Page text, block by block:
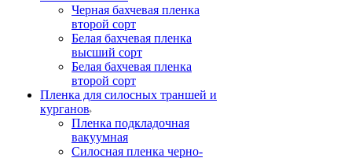
Черная бахчевая пленка
второй сорт
Белая бахчевая пленка
высший сорт
Белая бахчевая пленка
второй сорт
Пленка для силосных траншей и
курганов
Пленка подкладочная
вакуумная
Силосная пленка черно-